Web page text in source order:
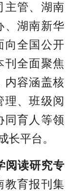
主管、湖南
、湖南新华
向全国公开
刊全面聚焦
内容涵盖核
理、班级阅
同育人等领
长平台。
阅读研究专
教育报刊集